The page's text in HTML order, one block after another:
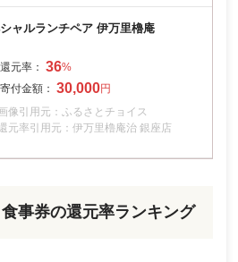
ャルランチペア 伊万里櫓庵
36
30,000
像引用元：ふるさとチョイス
元率引用元：伊万里櫓庵治 銀座店
事券の還元率ランキング